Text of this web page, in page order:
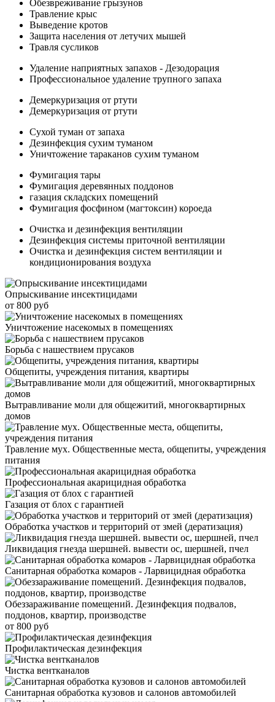
Обезвреживание грызунов
Травление крыс
Выведение кротов
Защита населения от летучих мышей
Травля сусликов
Удаление наприятных запахов - Дезодорация
Профессиональное удаление трупного запаха
Демеркуризация от ртути
Демеркуризация от ртути
Сухой туман от запаха
Дезинфекция сухим туманом
Уничтожение тараканов сухим туманом
Фумигация тары
Фумигация деревянных поддонов
газация складских помещений
Фумигация фосфином (магтоксин) короеда
Очистка и дезинфекция вентиляции
Дезинфекция системы приточной вентиляции
Очистка и дезинфекция систем вентиляции и
кондиционирования воздуха
Опрыскивание инсектицидами
от 800 руб
Уничтожение насекомых в помещениях
Борьба с нашествием прусаков
Общепиты, учреждения питания, квартиры
Вытравливание моли для общежитий, многоквартирных
домов
Травление мух. Общественные места, общепиты, учреждения
питания
Профессиональная акарицидная обработка
Газация от блох с гарантией
Обработка участков и территорий от змей (дератизация)
Ликвидация гнезда шершней. вывести ос, шершней, пчел
Санитарная обработка комаров - Ларвицидная обработка
Обеззараживание помещений. Дезинфекция подвалов,
поддонов, квартир, производстве
от 800 руб
Профилактическая дезинфекция
Чистка вентканалов
Санитарная обработка кузовов и салонов автомобилей